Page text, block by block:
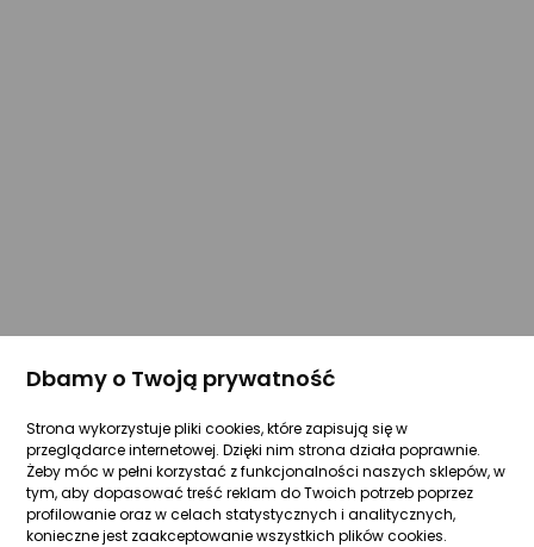
Dbamy o Twoją prywatność
Strona wykorzystuje pliki cookies, które zapisują się w
przeglądarce internetowej. Dzięki nim strona działa poprawnie.
Żeby móc w pełni korzystać z funkcjonalności naszych sklepów, w
tym, aby dopasować treść reklam do Twoich potrzeb poprzez
profilowanie oraz w celach statystycznych i analitycznych,
konieczne jest zaakceptowanie wszystkich plików cookies.